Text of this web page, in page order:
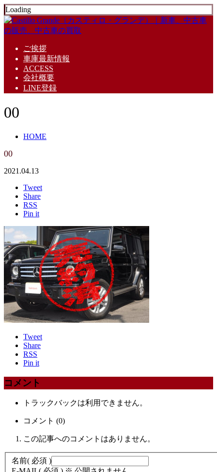
Loading
ご挨拶
車庫最新情報
ACCESS
会社概要
LINE登録
00
HOME
00
2021.04.13
Tweet
Share
RSS
Pin it
Tweet
Share
RSS
Pin it
コメント
トラックバックは利用できません。
コメント (0)
この記事へのコメントはありません。
名前( 必須 )